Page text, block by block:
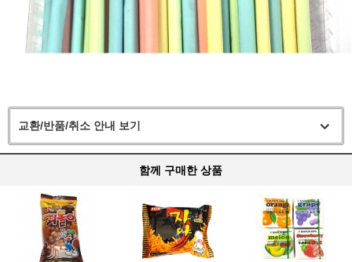
교환/반품/취소 안내 보기
함께 구매한 상품